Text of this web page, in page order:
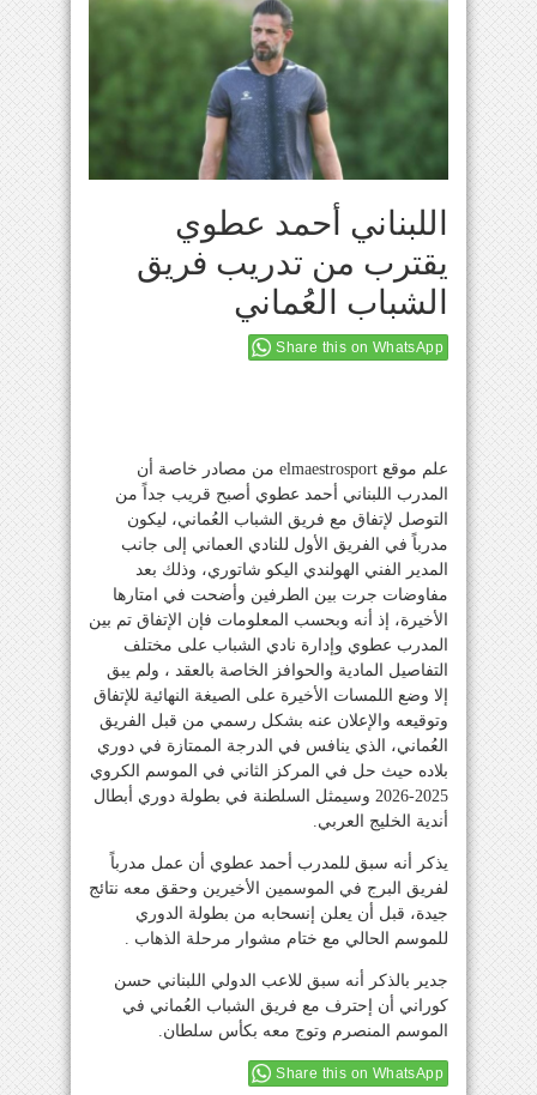
اللبناني أحمد عطوي
يقترب من تدريب فريق
الشباب العُماني
Share this on WhatsApp
علم موقع elmaestrosport من مصادر خاصة أن
المدرب اللبناني أحمد عطوي أصبح قريب جداً من
التوصل لإتفاق مع فريق الشباب العُماني، ليكون
مدرباً في الفريق الأول للنادي العماني إلى جانب
المدير الفني الهولندي اليكو شاتوري، وذلك بعد
مفاوضات جرت بين الطرفين وأضحت في امتارها
الأخيرة، إذ أنه وبحسب المعلومات فإن الإتفاق تم بين
المدرب عطوي وإدارة نادي الشباب على مختلف
التفاصيل المادية والحوافز الخاصة بالعقد ، ولم يبق
إلا وضع اللمسات الأخيرة على الصيغة النهائية للإتفاق
وتوقيعه والإعلان عنه بشكل رسمي من قبل الفريق
العُماني، الذي ينافس في الدرجة الممتازة في دوري
بلاده حيث حل في المركز الثاني في الموسم الكروي
2025-2026 وسيمثل السلطنة في بطولة دوري أبطال
أندية الخليج العربي.
يذكر أنه سبق للمدرب أحمد عطوي أن عمل مدرباً
لفريق البرج في الموسمين الأخيرين وحقق معه نتائج
جيدة، قبل أن يعلن إنسحابه من بطولة الدوري
للموسم الحالي مع ختام مشوار مرحلة الذهاب .
جدير بالذكر أنه سبق للاعب الدولي اللبناني حسن
كوراني أن إحترف مع فريق الشباب العُماني في
الموسم المنصرم وتوج معه بكأس سلطان.
Share this on WhatsApp